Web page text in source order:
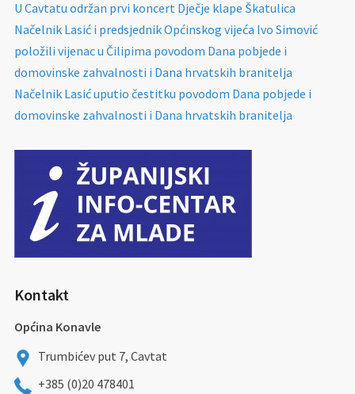
U Cavtatu održan prvi koncert Dječje klape Škatulica
Načelnik Lasić i predsjednik Općinskog vijeća Ivo Simović
položili vijenac u Čilipima povodom Dana pobjede i
domovinske zahvalnosti i Dana hrvatskih branitelja
Načelnik Lasić uputio čestitku povodom Dana pobjede i
domovinske zahvalnosti i Dana hrvatskih branitelja
Kontakt
Općina Konavle
Trumbićev put 7, Cavtat
+385 (0)20 478401